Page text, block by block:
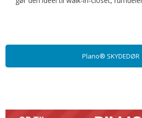
Plano® SKYDEDØR